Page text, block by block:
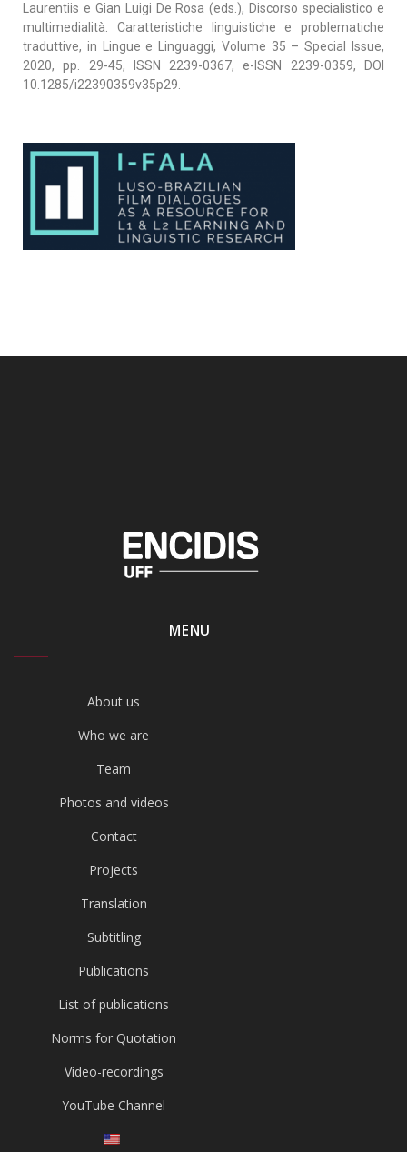
Laurentiis e Gian Luigi De Rosa (eds.), Discorso specialistico e
multimedialità. Caratteristiche linguistiche e problematiche
traduttive, in Lingue e Linguaggi, Volume 35 – Special Issue,
2020, pp. 29-45, ISSN 2239-0367, e-ISSN 2239-0359, DOI
10.1285/i22390359v35p29.
MENU
About us
Who we are
Team
Photos and videos
Contact
Projects
Translation
Subtitling
Publications
List of publications
Norms for Quotation
Video-recordings
YouTube Channel